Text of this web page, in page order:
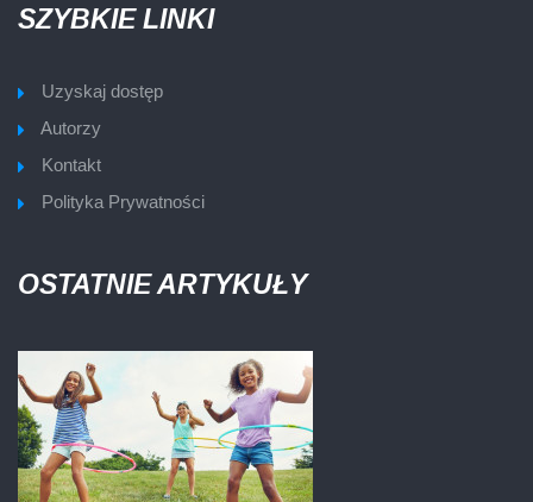
SZYBKIE LINKI
Uzyskaj dostęp
Autorzy
Kontakt
Polityka Prywatności
OSTATNIE ARTYKUŁY